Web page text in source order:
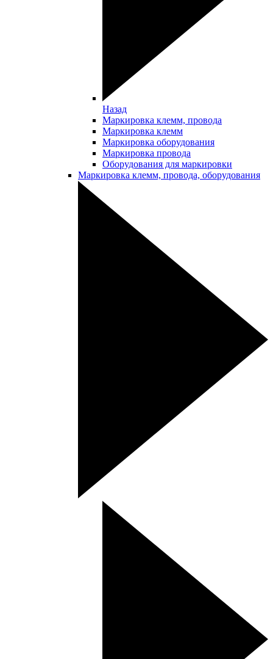
Назад
Маркировка клемм, провода
Маркировка клемм
Маркировка оборудования
Маркировка провода
Оборудования для маркировки
Маркировка клемм, провода, оборудования